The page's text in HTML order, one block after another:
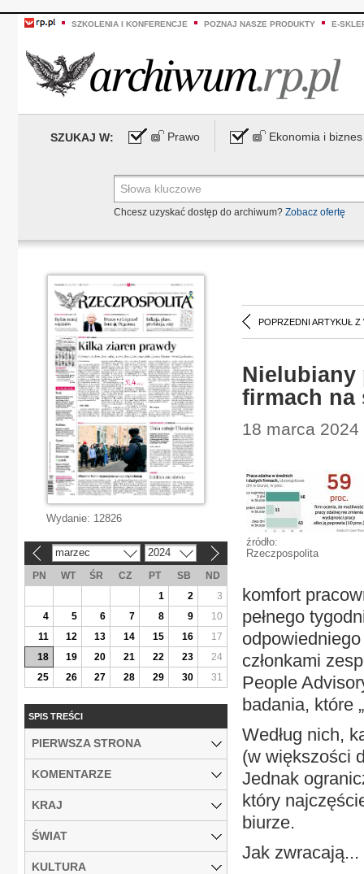
SZKOLENIA I KONFERENCJE POZNAJ NASZE PRODUKTY E-
SZUKAJ W: Prawo Ekonomia i biznes
Chcesz uzyskać dostęp do archiwum? Zobacz ofertę
POPRZEDNI ARTYKUŁ Z
Nielubiany
firmach na
18 marca 2024
źródło:
Rzeczpospolita
komfort
pełnego
członkami
People
badania, które
Według nich,
(w większości
Jednak
który
biurze.
Jak zwracają...
Wydanie: 12826
marzec 2024
PN WT ŚR CZ PT SB
ND
1
2
3
4
5 6 7 8 9
10
11
12 13 14 15 16
17
18
19 20 21 22 23
24
25
26 27 28 29 30 31
SPIS TREŚCI
PIERWSZA STRONA
KOMENTARZE
KRAJ
ŚWIAT
KULTURA